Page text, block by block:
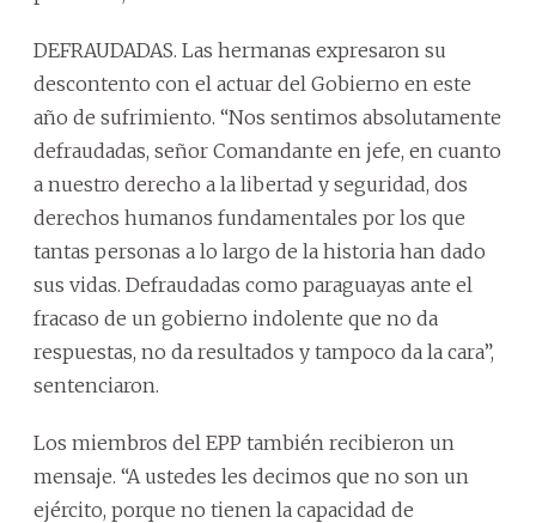
DEFRAUDADAS. Las hermanas expresaron su
descontento con el actuar del Gobierno en este
año de sufrimiento. “Nos sentimos absolutamente
defraudadas, señor Comandante en jefe, en cuanto
a nuestro derecho a la libertad y seguridad, dos
derechos humanos fundamentales por los que
tantas personas a lo largo de la historia han dado
sus vidas. Defraudadas como paraguayas ante el
fracaso de un gobierno indolente que no da
respuestas, no da resultados y tampoco da la cara”,
sentenciaron.
Los miembros del EPP también recibieron un
mensaje. “A ustedes les decimos que no son un
ejército, porque no tienen la capacidad de